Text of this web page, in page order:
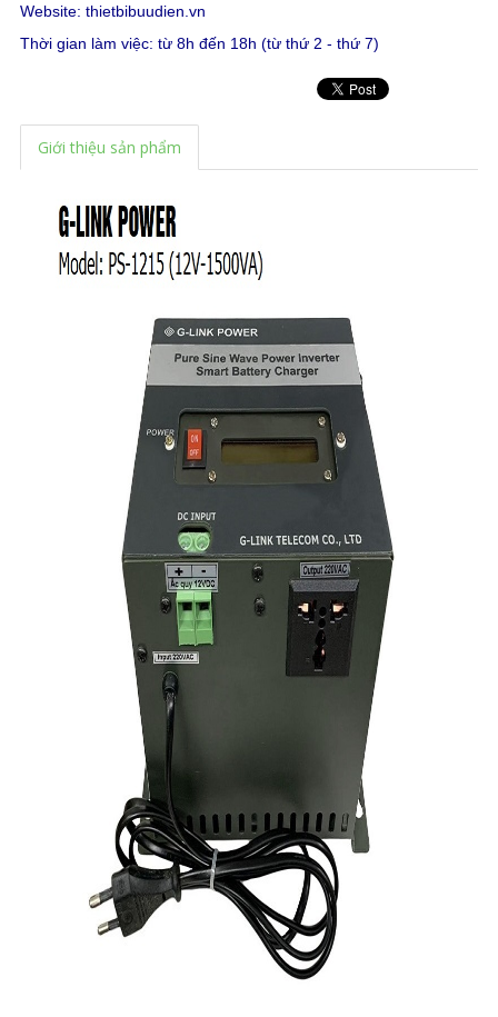
Website: thietbibuudien.vn
Thời gian làm việc: từ 8h đến 18h (từ thứ 2 - thứ 7)
Giới thiệu sản phẩm